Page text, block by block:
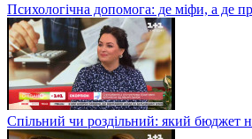
Психологічна допомога: де міфи, а де
Спільний чи роздільний: який бюджет